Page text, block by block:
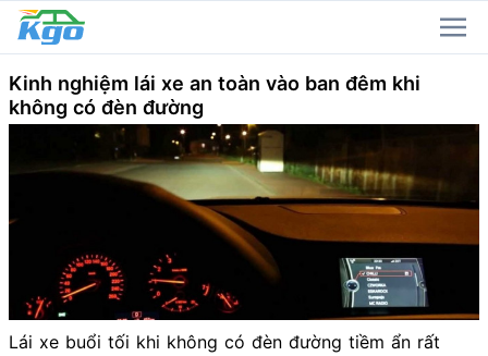
Kinh nghiệm lái xe an toàn vào ban đêm khi
không có đèn đường
Lái xe buổi tối khi không có đèn đường tiềm ẩn rất